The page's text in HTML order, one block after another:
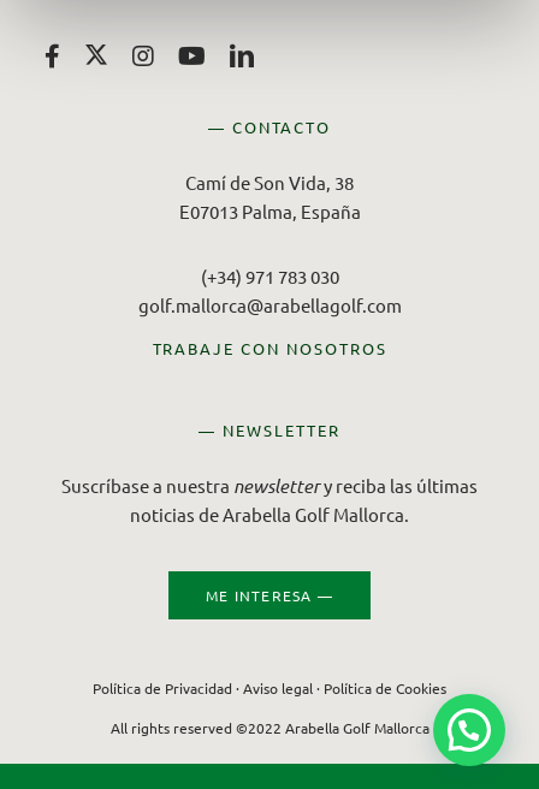
— CONTACTO
Camí de Son Vida, 38
E07013 Palma, España
(+34) 971 783 030
golf.mallorca@arabellagolf.com
TRABAJE CON NOSOTROS
— NEWSLETTER
Suscríbase a nuestra newslettery reciba las últimas
noticias de Arabella Golf Mallorca.
ME INTERESA —
Política de Privacidad ·Aviso legal· Política de Cookies
All rights reserved ©2022 Arabella Golf Mallorca